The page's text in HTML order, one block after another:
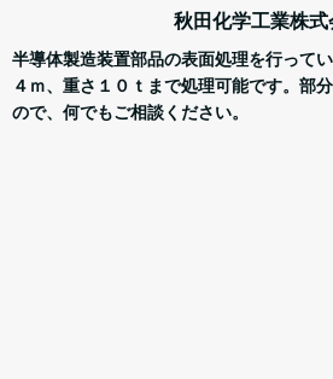
秋田化学工業株式
半導体製造装置部品の表面処理を行って
４ｍ、重さ１０ｔまで処理可能です。部
ので、何でもご相談ください。